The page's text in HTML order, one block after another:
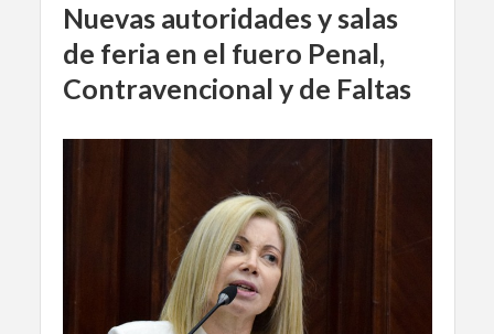
Nuevas autoridades y salas
de feria en el fuero Penal,
Contravencional y de Faltas